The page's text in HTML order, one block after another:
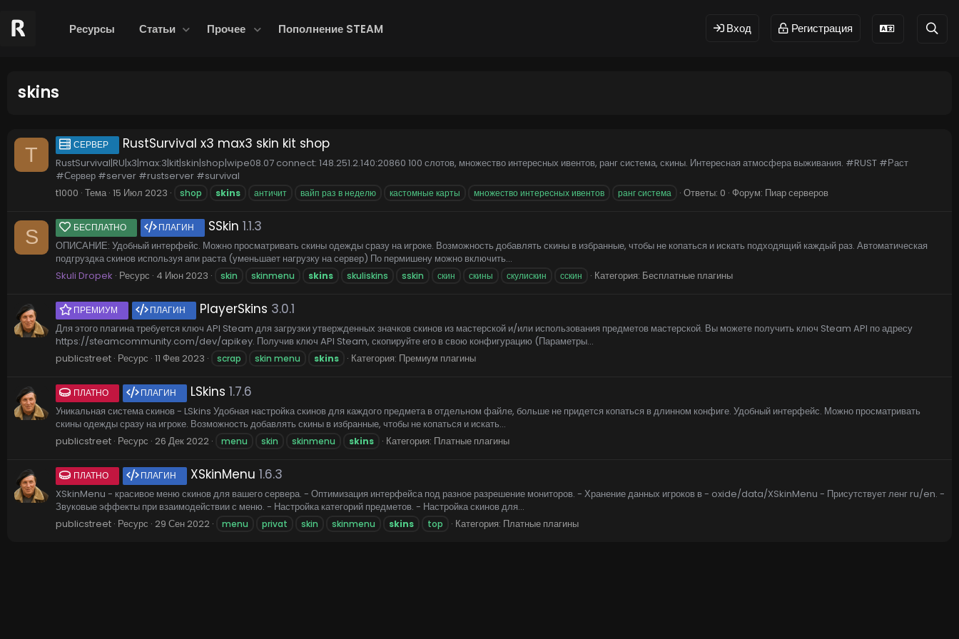
Ресурсы Статьи Прочее Пополнение STEAM Вход Регистрация
skins
T СЕРВЕР RustSurvival x3 max3 skin kit shop
RustSurvival|RU|x3|max:3|kit|skin|shop|wipe08.07 connect: 148.251.2.140:20860 100 слотов, множество интересных ивентов, ранг система, скины. Интересная атмосфера выживания. #RUST #Раст
#Сервер #server #rustserver #survival
t1000 Тема 15 Июл 2023 shop skins античит вайп раз в неделю кастомные карты множество интересных ивентов ранг система Ответы: 0 Форум: Пиар серверов
S БЕСПЛАТНО ПЛАГИН SSkin 1.1.3
ОПИСАНИЕ: Удобный интерфейс. Можно просматривать скины одежды сразу на игроке. Возможность добавлять скины в избранные, чтобы не копаться и искать подходящий каждый раз. Автоматическая
подгруздка скинов используя апи раста (уменьшает нагрузку на сервер) По пермишену можно включить...
Skuli Dropek Ресурс 4 Июн 2023 skin skinmenu skins skuliskins sskin скин скины скулискин сскин Категория: Бесплатные плагины
ПРЕМИУМ ПЛАГИН PlayerSkins 3.0.1
Для этого плагина требуется ключ API Steam для загрузки утвержденных значков скинов из мастерской и/или использования предметов мастерской. Вы можете получить ключ Steam API по адресу
https://steamcommunity.com/dev/apikey. Получив ключ API Steam, скопируйте его в свою конфигурацию (Параметры...
publicstreet Ресурс 11 Фев 2023 scrap skin menu skins Категория: Премиум плагины
ПЛАТНО ПЛАГИН LSkins 1.7.6
Уникальная система скинов - LSkins Удобная настройка скинов для каждого предмета в отдельном файле, больше не придется копаться в длинном конфиге. Удобный интерфейс. Можно просматривать
скины одежды сразу на игроке. Возможность добавлять скины в избранные, чтобы не копаться и искать...
publicstreet Ресурс 26 Дек 2022 menu skin skinmenu skins Категория: Платные плагины
ПЛАТНО ПЛАГИН XSkinMenu 1.6.3
XSkinMenu - красивое меню скинов для вашего сервера. - Оптимизация интерфейса под разное разрешение мониторов. - Хранение данных игроков в - oxide/data/XSkinMenu - Присутствует ленг ru/en. -
Звуковые эффекты при взаимодействии с меню. - Настройка категорий предметов. - Настройка скинов для...
publicstreet Ресурс 29 Сен 2022 menu privat skin skinmenu skins top Категория: Платные плагины